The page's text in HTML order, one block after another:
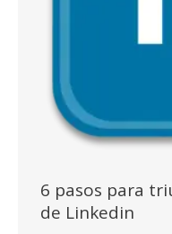
6 pasos para
de Linkedin